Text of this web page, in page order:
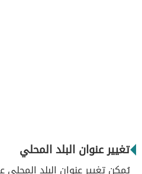
تغيير عنوان البلد المحلي
يُمكن تغيير عنوان البلد